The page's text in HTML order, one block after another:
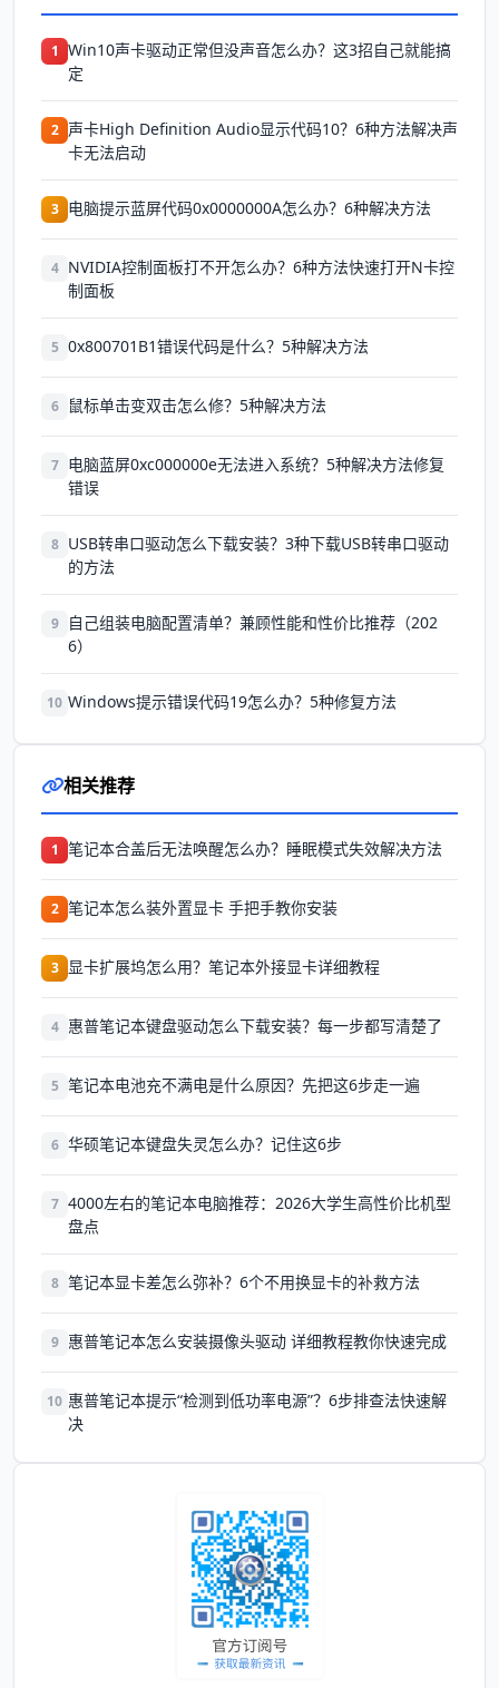
1 Win10声卡驱动正常但没声音怎么办？这3招自己就能搞
定
2 声卡High Definition Audio显示代码10？6种方法解决声
卡无法启动
3 电脑提示蓝屏代码0x0000000A怎么办？6种解决方法
4 NVIDIA控制面板打不开怎么办？6种方法快速打开N卡控
制面板
5 0x800701B1错误代码是什么？5种解决方法
6 鼠标单击变双击怎么修？5种解决方法
7 电脑蓝屏0xc000000e无法进入系统？5种解决方法修复
错误
8 USB转串口驱动怎么下载安装？3种下载USB转串口驱动
的方法
9
自己组装电脑配置清单？兼顾性能和性价比推荐（202
6）
10 Windows提示错误代码19怎么办？5种修复方法
相关推荐
1 笔记本合盖后无法唤醒怎么办？睡眠模式失效解决方法
2 笔记本怎么装外置显卡 手把手教你安装
3 显卡扩展坞怎么用？笔记本外接显卡详细教程
4 惠普笔记本键盘驱动怎么下载安装？每一步都写清楚了
5 笔记本电池充不满电是什么原因？先把这6步走一遍
6 华硕笔记本键盘失灵怎么办？记住这6步
7 4000左右的笔记本电脑推荐：2026大学生高性价比机型
盘点
8 笔记本显卡差怎么弥补？6个不用换显卡的补救方法
9 惠普笔记本怎么安装摄像头驱动 详细教程教你快速完成
10 惠普笔记本提示“检测到低功率电源”？6步排查法快速解
决